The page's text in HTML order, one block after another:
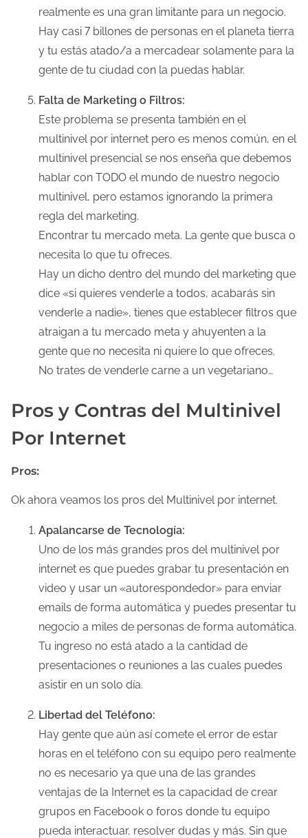
realmente es una gran limitante para un negocio.
Hay casi 7 billones de personas en el planeta tierra
y tu estás atado/a a mercadear solamente para la
gente de tu ciudad con la puedas hablar.
Falta de Marketing o Filtros:
Este problema se presenta también en el
multinivel por internet pero es menos común, en el
multinivel presencial se nos enseña que debemos
hablar con TODO el mundo de nuestro negocio
multinivel, pero estamos ignorando la primera
regla del marketing.
Encontrar tu mercado meta. La gente que busca o
necesita lo que tu ofreces.
Hay un dicho dentro del mundo del marketing que
dice «si quieres venderle a todos, acabarás sin
venderle a nadie», tienes que establecer filtros que
atraigan a tu mercado meta y ahuyenten a la
gente que no necesita ni quiere lo que ofreces.
No trates de venderle carne a un vegetariano…
Pros y Contras del Multinivel
Por Internet
Pros:
Ok ahora veamos los pros del Multinivel por internet.
Apalancarse de Tecnología:
Uno de los más grandes pros del multinivel por
internet es que puedes grabar tu presentación en
video y usar un «autorespondedor» para enviar
emails de forma automática y puedes presentar tu
negocio a miles de personas de forma automática.
Tu ingreso no está atado a la cantidad de
presentaciones o reuniones a las cuales puedes
asistir en un solo día.
Libertad del Teléfono:
Hay gente que aún así comete el error de estar
horas en el teléfono con su equipo pero realmente
no es necesario ya que una de las grandes
ventajas de la Internet es la capacidad de crear
grupos en Facebook o foros donde tu equipo
pueda interactuar, resolver dudas y más. Sin que